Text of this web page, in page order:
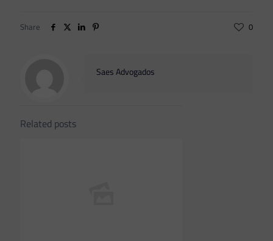
Share 0
Saes Advogados
Related posts